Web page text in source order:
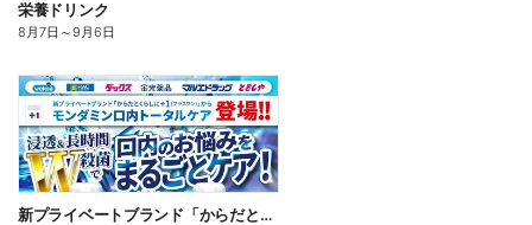
栄養ドリンク
8月7日 ～9月6日
新プライベートブランド「からだとくらしに+1(プラスワン)」よりモンダミン口内トータルケア登場!